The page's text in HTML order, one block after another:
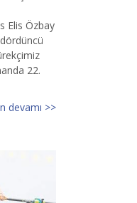
Elis Özbay
22.
devamı >>